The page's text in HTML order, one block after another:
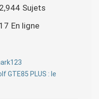
2,944 Sujets
17 En ligne
GTE85 PLUS : le